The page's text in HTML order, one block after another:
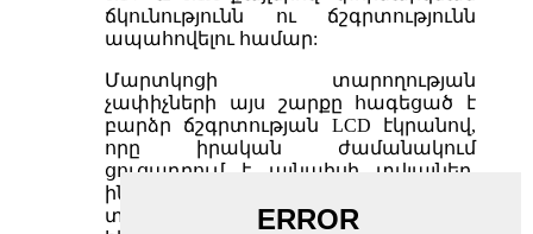
ճկունությունն ու ճշգրտությունն
ապահովելու համար:
Մարտկոցի տարողության
չափիչների այս շարքը հագեցած է
բարձր ճշգրտության LCD էկրանով,
որը իրական ժամանակում
ցուցադրում է այնպիսի տվյալներ,
ինչպիսիք են լարումը, հոսանքը և
տարողությունը, և ինտուիտիվ է և